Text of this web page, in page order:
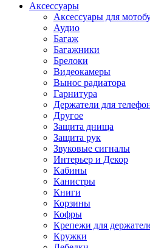
Аксессуары
Аксессуары для
Аудио
Багаж
Багажники
Брелоки
Видеокамеры
Вынос радиатора
Гарнитура
Держатели для
Другое
Защита днища
Защита рук
Звуковые сигналы
Интерьер и Декор
Кабины
Канистры
Книги
Корзины
Кофры
Крепежи для
Кружки